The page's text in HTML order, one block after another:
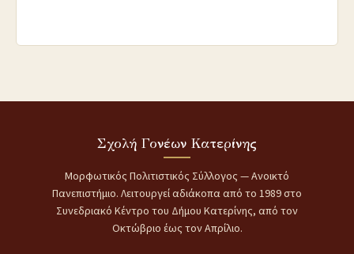
Σχολή Γονέων Κατερίνης
Μορφωτικός Πολιτιστικός Σύλλογος — Ανοικτό
Πανεπιστήμιο. Λειτουργεί αδιάκοπα από το 1989 στο
Συνεδριακό Κέντρο του Δήμου Κατερίνης, από τον
Οκτώβριο έως τον Απρίλιο.